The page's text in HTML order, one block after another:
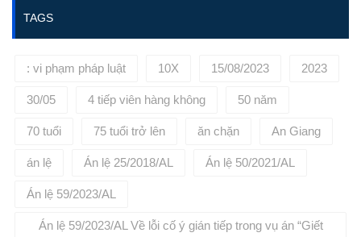
sư dân sự Thoại Sơn, Luật sư
vấn luật dân sự. Ngoài ra, Công
ty luật Vietlawyer còn cung cấp
lao động, đất đai, hành chính,
Giang có nhu cầu tư vấn, đại
hợp hợp pháp trong lĩnh vực vụ
với Vietlawyer qua số hotline để
TAGS
: vi phạm pháp luật 10X 15/08/2023 2023
30/05 4 tiếp viên hàng không 50 năm
70 tuổi 75 tuổi trở lên ăn chặn An Giang
án lệ Án lệ 25/2018/AL Án lệ 50/2021/AL
Án lệ 59/2023/AL
Án lệ 59/2023/AL Về lỗi cố ý gián tiếp trong vụ án “Giết